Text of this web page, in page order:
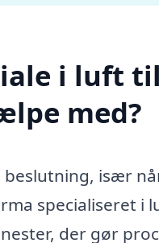
i luft
med?
især
specialiseret i
der gør